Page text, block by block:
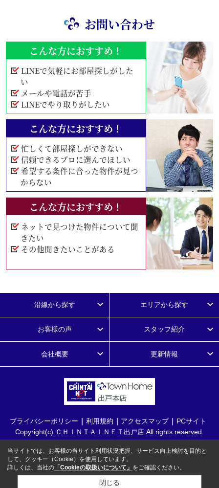
お問い合わせ
こんな方におすすめ！
LINEで気軽にお部屋探しがした
い
メールや電話が苦手
LINEでやり取りがしたい
こんな方におすすめ！
忙しくて部屋探しができない
信頼できるプロに選んでほしい
希望する条件に合った物件が見つ
からない
こんな方におすすめ！
ネットで見つけた物件について聞
きたい
その他聞きたいことがある
沿線から探す エリアから探す
お客様の声 スタッフ紹介
会社概要 更新情報
プライバシーポリシー 利用規約 アクセスマップ
PCサイト
Copyright(c) ＣＨＩＮＴＡＩＮＥＴ出戸店 All rights reserved.
当サイトでは、お客様の当サイト利用状況把握、サービス向上検討を目的と
して、クッキー（Cookie）を使用しています。
詳しくは、当社の 「Cookieの取扱いについて」 をご確認ください。
閉じる